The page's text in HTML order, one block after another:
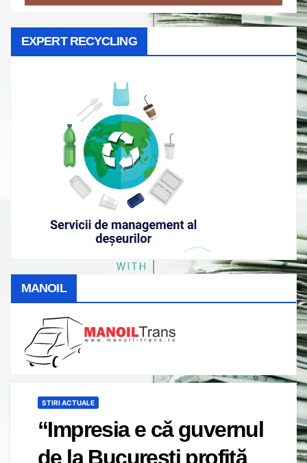
EXPERT RECYCLING
MANOIL
STIRI ACTUALE
“Impresia e că guvernul
de la București profită